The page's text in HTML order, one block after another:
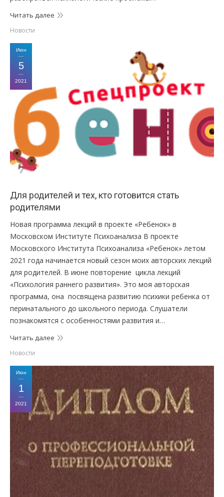
Читать далее
Новости
Июн
5
2021
Для родителей и тех, кто готовится стать
родителями
Новая программа лекций в проекте «Ребенок» в
Московском Институте Психоанализа В проекте
Московского Института Психоанализа «Ребенок» летом
2021 года начинается новый сезон моих авторских лекций
для родителей. В июне повторение цикла лекций
«Психология раннего развития». Это моя авторская
программа, она посвящена развитию психики ребенка от
перинатального до школьного периода. Слушатели
познакомятся с особенностями развития и…
Читать далее
Новости
Июн
1
2021